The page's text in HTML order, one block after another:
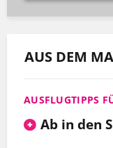
AUS DEM
AUSFLUGTIPPS
Ab in den